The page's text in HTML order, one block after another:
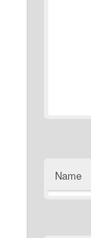
Name